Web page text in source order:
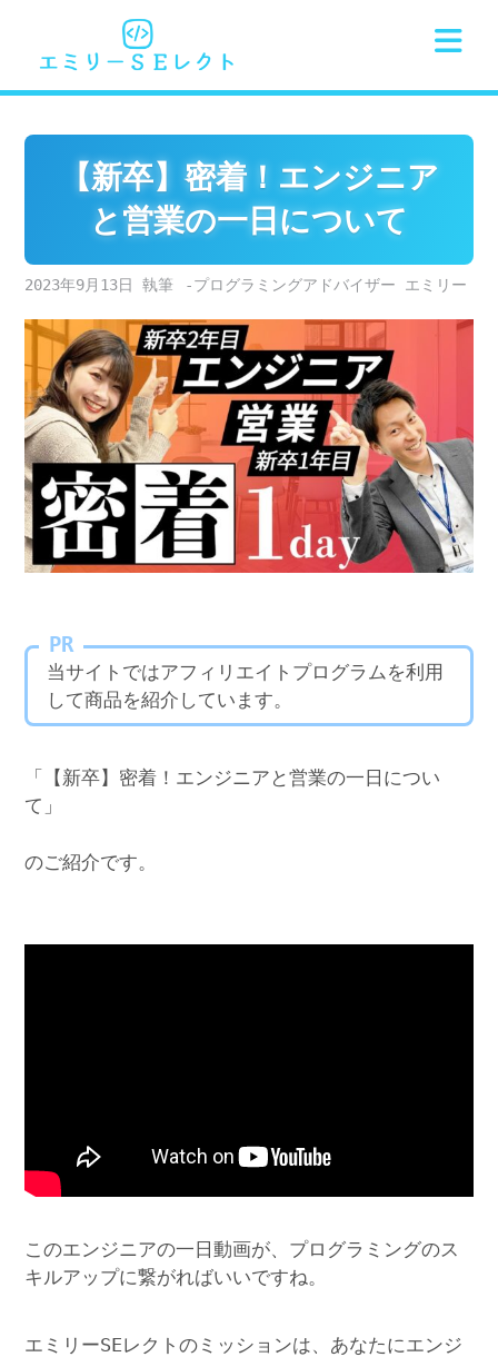
content
【新卒】密着！エンジニア
と営業の一日について
2023年9月13日 -プログラミングアドバイザー エミリー
PR
当サイトではアフィリエイトプログラムを利用
して商品を紹介しています。
「【新卒】密着！エンジニアと営業の一日につい
て」
のご紹介です。
このエンジニアの一日動画が、プログラミングのス
キルアップに繋がればいいですね。
エミリーSEレクトのミッションは、あなたにエンジ